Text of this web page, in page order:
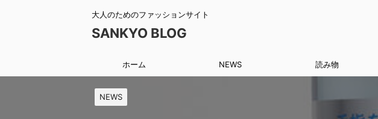
大人のためのファッションサイト
SANKYO BLOG
ホーム NEWS 読み物
NEWS